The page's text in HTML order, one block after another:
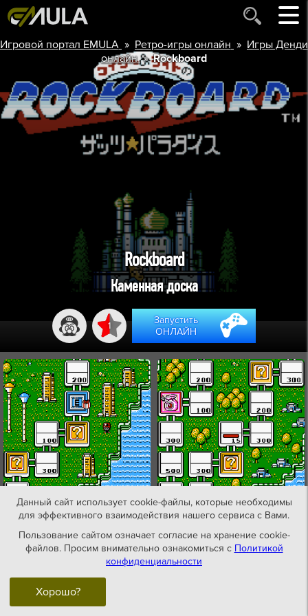
Игровой портал EMULA » Ретро-игры онлайн » Игры Денди
онлайн »Rockboard
Rockboard
Каменная доска
1
Запустить
ОНЛАЙН
Данный сайт использует cookie-файлы, которые необходимы
для эффективного взаимодействия нашего сервиса с Вами.
Пользование сайтом означает согласие на хранение cookie-
файлов. Просим внимательно ознакомиться с Политикой
конфиденциальности
Хорошо?